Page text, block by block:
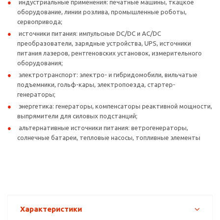
индустриальные применения: печатные машины, ткацкое
оборудование, линии розлива, промышленные роботы,
сервопривода;
источники питания: импульсные DC/DC и AC/DC
преобразователи, зарядные устройства, UPS, источники
питания лазеров, рентгеновских установок, измерительного
оборудования;
электротранспорт: электро- и гибридомобили, вильчатые
подъемники, гольф-кары, электропоезда, стартер-
генераторы;
энергетика: генераторы, компенсаторы реактивной мощности,
выпрямители для силовых подстанций;
альтернативные источники питания: ветрогенераторы,
солнечные батареи, тепловые насосы, топливные элементы
Характеристики